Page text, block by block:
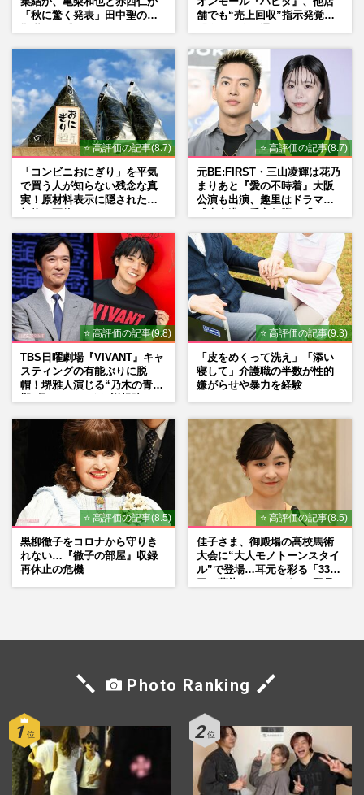
「秋に驚く発表」田中聖の刑
舗でも“売上回収”指示発覚で
⭐ 高評価の記事(8.7)
「コンビニおにぎり」を平気
で買う人が知らない残念な真
実！原材料表示に隠された添
⭐ 高評価の記事(8.7)
元BE:FIRST・三山凌輝は花乃
まりあと『愛の不時着』大阪
公演も出演、趣里はドラマ
⭐ 高評価の記事(9.8)
TBS日曜劇場『VIVANT』キャ
スティングの有能ぶりに脱
帽！堺雅人演じる“乃木の青年
マン長男・櫻井海音だった
⭐ 高評価の記事(9.3)
「皮をめくって洗え」「添い
寝して」介護職の半数が性的
嫌がらせや暴力を経験
⭐ 高評価の記事(8.5)
黒柳徹子をコロナから守りき
れない…『徹子の部屋』収録
再休止の危機
⭐ 高評価の記事(8.5)
佳子さま、御殿場の高校馬術
大会に“大人モノトーンスタイ
ル”で登場…耳元を彩る「3300
Photo Ranking